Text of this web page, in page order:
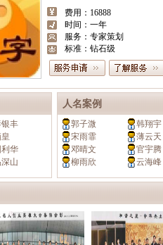
费用：500
时间：五日
服务：专家策划
标准：钻石级
银丰
华
山
人名案例
郭子溦 韩翔宇
宋雨霏
薄云天
邓晴文
官宇腾
柳雨欣
云海峰